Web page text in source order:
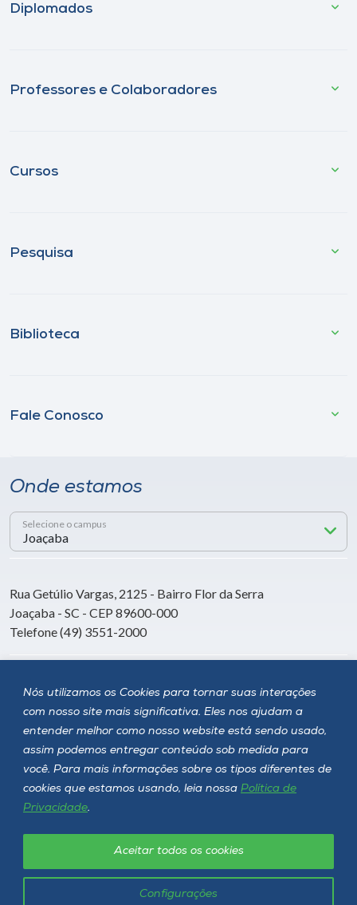
Nós utilizamos os Cookies para tornar suas interações
com nosso site mais significativa. Eles nos ajudam a
entender melhor como nosso website está sendo usado,
assim podemos entregar conteúdo sob medida para
você. Para mais informações sobre os tipos diferentes de
cookies que estamos usando, leia nossa Política de
Privacidade.
Configurações
Aceitar todos os cookies
Diplomados
Professores e Colaboradores
Cursos
Pesquisa
Biblioteca
Fale Conosco
Onde estamos
Selecione o campus
Rua Getúlio Vargas, 2125 - Bairro Flor da Serra
Joaçaba - SC - CEP 89600-000
Telefone (49) 3551-2000
Siga a Unoesc
Unoesc © 2026 - Todos os direitos reservados
Política de privacidade LGPD